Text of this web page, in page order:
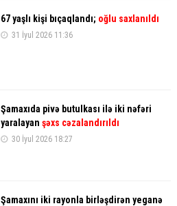
67 yaşlı kişi bıçaqlandı; oğlu saxlanıldı
31 İyul 2026 11:36
Şamaxıda pivə butulkası ilə iki nəfəri
yaralayan şəxs cəzalandırıldı
30 İyul 2026 18:27
Şamaxını iki rayonla birləşdirən yeganə